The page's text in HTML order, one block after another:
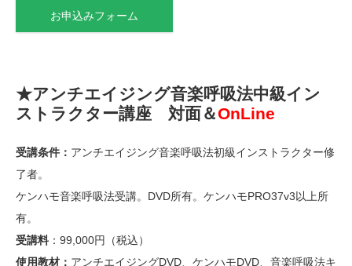
お申込みフォーム
★アンチエイジング音楽呼吸法中級イン
ストラクター講座 対面＆OnLine
受講条件： アンチエイジング音楽呼吸法初級インストラクター修
了者。
ケンハモ音楽呼吸法受講。DVD所有。ケンハモPRO37v3以上所
有。
受講料 ：99,000円（税込）
使用教材： アンチエイジングDVD、ケンハモDVD、音楽呼吸法キ